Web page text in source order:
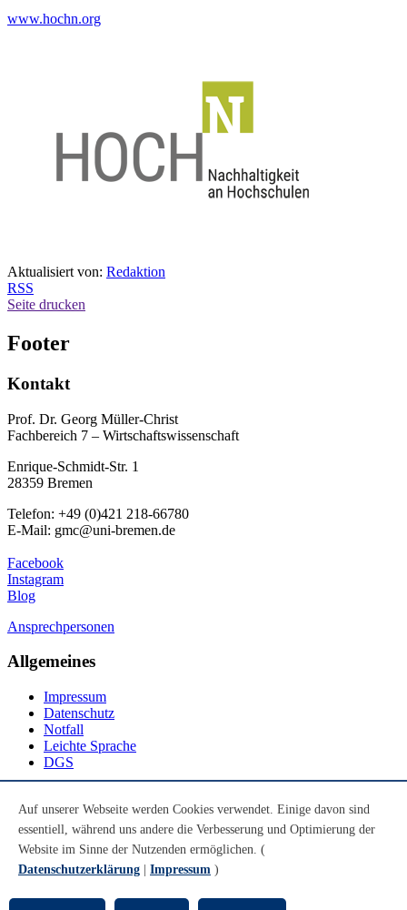
www.hochn.org
Aktualisiert von: Redaktion
RSS
Seite drucken
Footer
Kontakt
Prof. Dr. Georg Müller-Christ
Fachbereich 7 – Wirtschaftswissenschaft
Enrique-Schmidt-Str. 1
28359 Bremen
Telefon: +49 (0)421 218-66780
E-Mail: gmc@uni-bremen.de
Facebook
Instagram
Blog
Ansprechpersonen
Allgemeines
Impressum
Datenschutz
Notfall
Leichte Sprache
DGS
Youtube
Instagram
LinkedIn
Auf unserer Webseite werden Cookies verwendet. Einige davon sind
essentiell, während uns andere die Verbesserung und Optimierung der
Website im Sinne der Nutzenden ermöglichen. (
Datenschutzerklärung
Impressum )